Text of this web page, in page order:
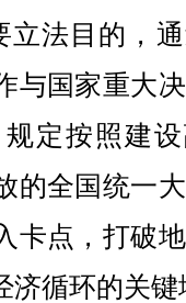
立法目的，
与国家重大
定按照建
的全国统一
卡点，打破
济循环的关键